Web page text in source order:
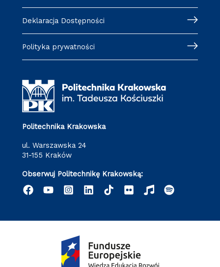
Deklaracja Dostępności
Polityka prywatności
Politechnika Krakowska
ul. Warszawska 24
31-155 Kraków
Obserwuj Politechnikę Krakowską: